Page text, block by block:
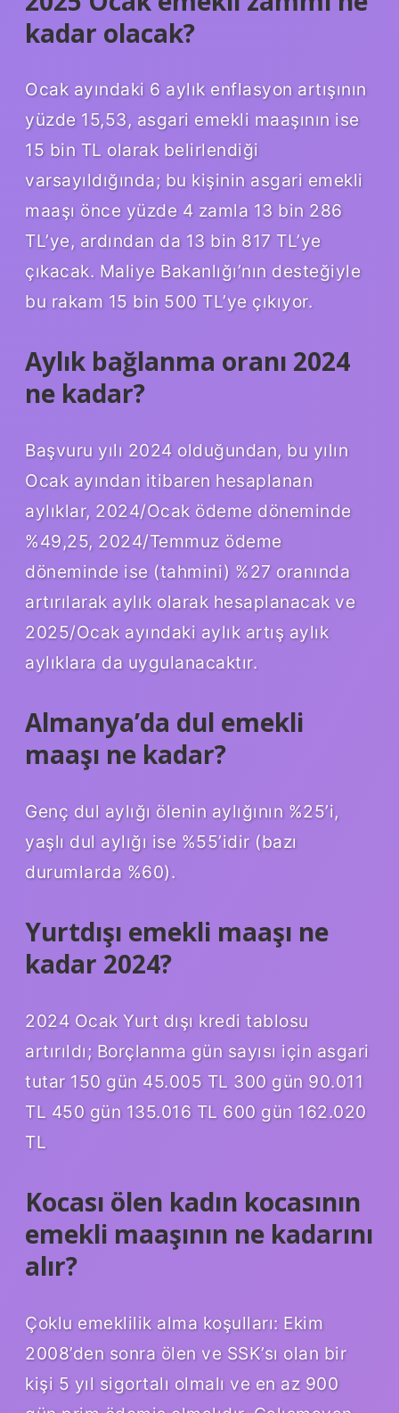
kadar olacak?
Ocak ayındaki 6 aylık enflasyon artışının
yüzde 15,53, asgari emekli maaşının ise
15 bin TL olarak belirlendiği
varsayıldığında; bu kişinin asgari emekli
maaşı önce yüzde 4 zamla 13 bin 286
TL’ye, ardından da 13 bin 817 TL’ye
çıkacak. Maliye Bakanlığı’nın desteğiyle
bu rakam 15 bin 500 TL’ye çıkıyor.
Aylık bağlanma oranı 2024
ne kadar?
Başvuru yılı 2024 olduğundan, bu yılın
Ocak ayından itibaren hesaplanan
aylıklar, 2024/Ocak ödeme döneminde
%49,25, 2024/Temmuz ödeme
döneminde ise (tahmini) %27 oranında
artırılarak aylık olarak hesaplanacak ve
2025/Ocak ayındaki aylık artış aylık
aylıklara da uygulanacaktır.
Almanya’da dul emekli
maaşı ne kadar?
Genç dul aylığı ölenin aylığının %25’i,
yaşlı dul aylığı ise %55’idir (bazı
durumlarda %60).
Yurtdışı emekli maaşı ne
kadar 2024?
2024 Ocak Yurt dışı kredi tablosu
artırıldı; Borçlanma gün sayısı için asgari
tutar 150 gün 45.005 TL 300 gün 90.011
TL 450 gün 135.016 TL 600 gün 162.020
TL
Kocası ölen kadın kocasının
emekli maaşının ne kadarını
alır?
Çoklu emeklilik alma koşulları: Ekim
2008’den sonra ölen ve SSK’sı olan bir
kişi 5 yıl sigortalı olmalı ve en az 900